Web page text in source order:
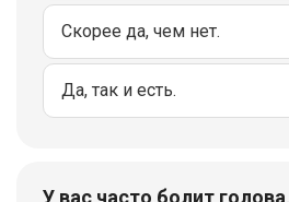
Скорее да, чем нет.
Да, так и есть.
У вас часто болит